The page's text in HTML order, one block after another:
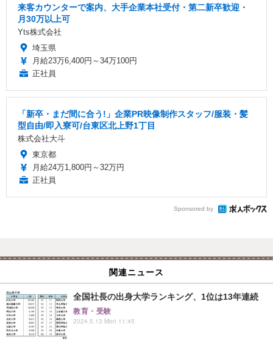
来客カウンターで案内、大手企業本社受付・第二新卒歓迎・
月30万以上可
Yts株式会社
埼玉県
月給23万6,400円～34万100円
正社員
「新卒・まだ間に合う!」企業PR映像制作スタッフ/服装・髪
型自由/即入寮可/台東区北上野1丁目
株式会社大斗
東京都
月給24万1,800円～32万円
正社員
Sponsored by
関連ニュース
全国社長の出身大学ランキング、1位は13年連続
教育・受験
2024.5.13 Mon 11:45